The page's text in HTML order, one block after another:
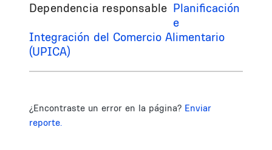
Dependencia responsable Planificación
e
Integración del Comercio Alimentario
(UPICA)
¿Encontraste un error en la página? Enviar
reporte.